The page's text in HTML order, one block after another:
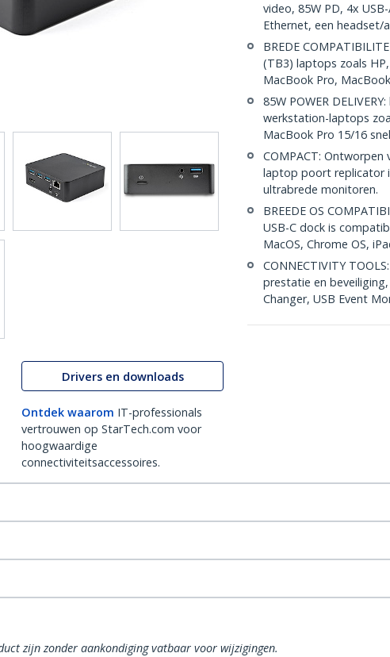
Drivers en downloads
Ontdek waarom IT-professionals
vertrouwen op StarTech.com voor
hoogwaardige
connectiviteitsaccessoires.
video, 85W PD, 4x
Ethernet, een headset/
BREDE
(TB3) laptops zoals
MacBook Pro,
85W POWER
werkstation-laptops
MacBook Pro 15/16
COMPACT: Ontworpen
laptop poort replicator
ultrabrede monitoren.
BREEDE OS
USB-C dock is
MacOS, Chrome OS,
CONNECTIVITY
prestatie en
Changer, USB Event
zijn zonder aankondiging vatbaar voor wijzigingen.